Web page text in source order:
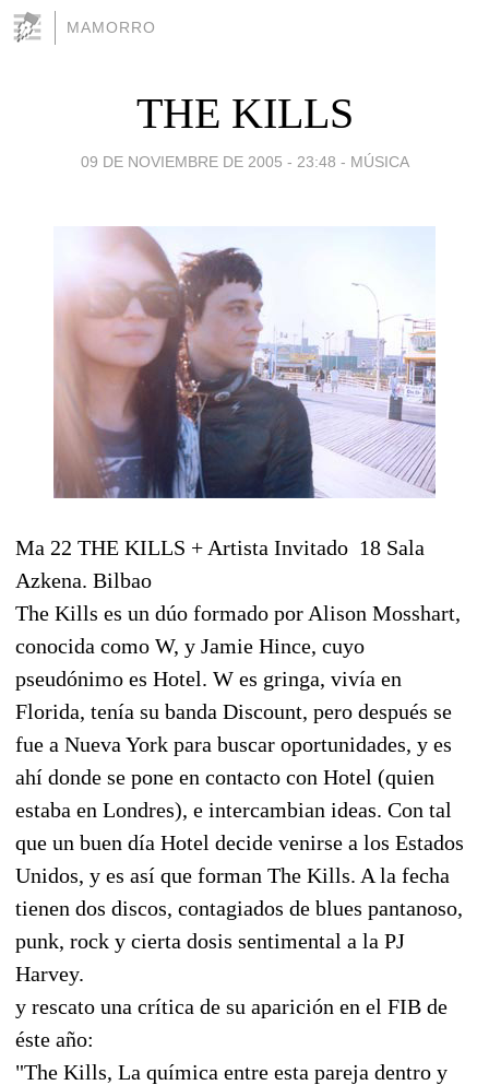
MAMORRO
THE KILLS
09 DE NOVIEMBRE DE 2005 - 23:48 - MÚSICA
Ma 22 THE KILLS + Artista Invitado 18 Sala
Azkena. Bilbao
The Kills es un dúo formado por Alison Mosshart,
conocida como W, y Jamie Hince, cuyo
pseudónimo es Hotel. W es gringa, vivía en
Florida, tenía su banda Discount, pero después se
fue a Nueva York para buscar oportunidades, y es
ahí donde se pone en contacto con Hotel (quien
estaba en Londres), e intercambian ideas. Con tal
que un buen día Hotel decide venirse a los Estados
Unidos, y es así que forman The Kills. A la fecha
tienen dos discos, contagiados de blues pantanoso,
punk, rock y cierta dosis sentimental a la PJ
Harvey.
y rescato una crítica de su aparición en el FIB de
éste año:
"The Kills, La química entre esta pareja dentro y